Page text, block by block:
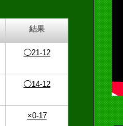
結果
◯21-12
◯14-12
×0-17